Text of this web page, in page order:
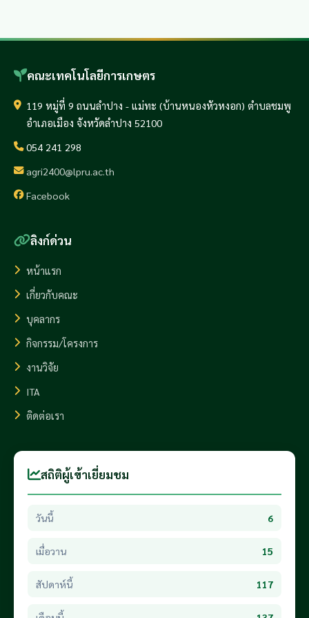
คณะเทคโนโลยีการเกษตร
119 หมู่ที่ 9 ถนนลำปาง - แม่ทะ (บ้านหนองหัวหงอก) ตำบลชมพู
อำเภอเมือง จังหวัดลำปาง 52100
054 241 298
agri2400@lpru.ac.th
Facebook
ลิงก์ด่วน
หน้าแรก
เกี่ยวกับคณะ
บุคลากร
กิจกรรม/โครงการ
งานวิจัย
ITA
ติดต่อเรา
สถิติผู้เข้าเยี่ยมชม
วันนี้ 6
เมื่อวาน 15
สัปดาห์นี้ 117